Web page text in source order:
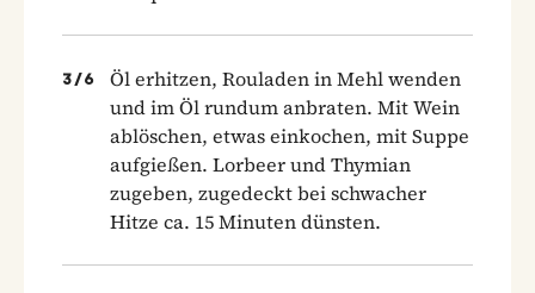
3 /6
Öl erhitzen, Rouladen in Mehl wenden
und im Öl rundum anbraten. Mit Wein
ablöschen, etwas einkochen, mit Suppe
aufgießen. Lorbeer und Thymian
zugeben, zugedeckt bei schwacher
Hitze ca. 15 Minuten dünsten.